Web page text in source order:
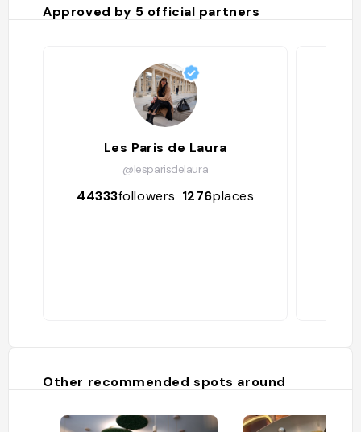
Approved by 5 official partners
Les Paris de Laura
@lesparisdelaura
44333followers 1276places
Other recommended spots around